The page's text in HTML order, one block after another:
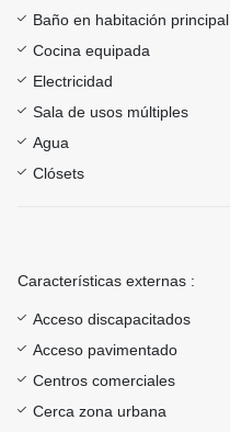
Baño en habitación principal
Cocina equipada
Electricidad
Sala de usos múltiples
Agua
Clósets
Características externas :
Acceso discapacitados
Acceso pavimentado
Centros comerciales
Cerca zona urbana